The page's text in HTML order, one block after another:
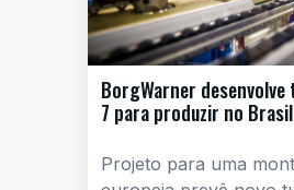
BorgWarner desenvolve
7 para produzir no Brasil
Projeto para uma